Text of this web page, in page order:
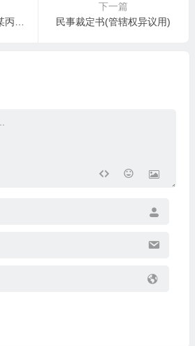
指导案例：贾某甲诉贾某丙返还原物纠纷案 —— 骨灰安葬权可在尊重死者遗愿前提下根据 “最亲近原则” 确定近亲属权利顺位
下一篇
民事裁定书(管辖权异议用)